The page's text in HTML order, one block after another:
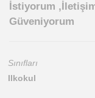
İstiyorum
Güveniyorum
Sınıfları
Ilkokul